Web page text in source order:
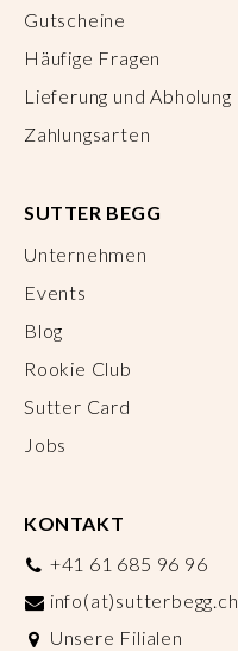
Gutscheine
Häufige Fragen
Lieferung und Abholung
Zahlungsarten
SUTTER BEGG
Unternehmen
Events
Blog
Rookie Club
Sutter Card
Jobs
KONTAKT
+41 61 685 96 96
info(at)sutterbegg.ch
Unsere Filialen